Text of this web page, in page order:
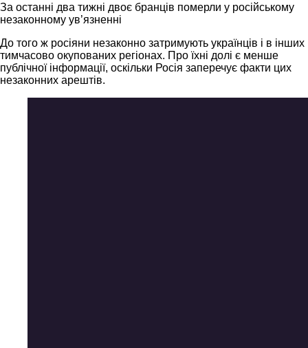
За останні два тижні двоє бранців померли у російському
незаконному ув’язненні
До того ж росіяни незаконно затримують українців і в інших
тимчасово окупованих регіонах. Про їхні долі є менше
публічної інформації, оскільки Росія заперечує факти цих
незаконних арештів.